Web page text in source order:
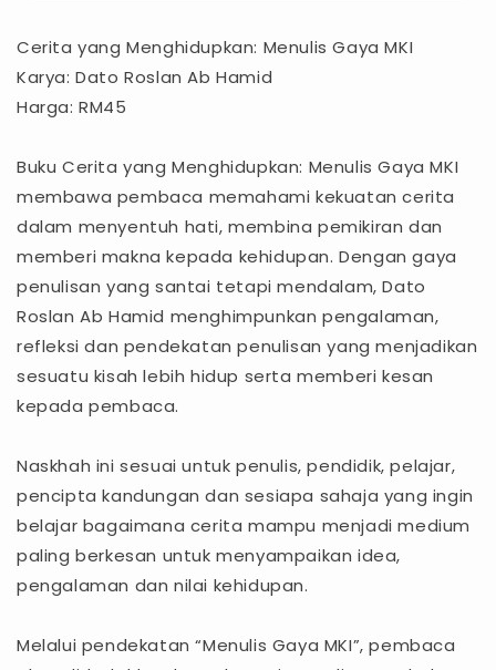
Cerita yang Menghidupkan: Menulis Gaya MKI
Karya: Dato Roslan Ab Hamid
Harga: RM45
Buku Cerita yang Menghidupkan: Menulis Gaya MKI
membawa pembaca memahami kekuatan cerita
dalam menyentuh hati, membina pemikiran dan
memberi makna kepada kehidupan. Dengan gaya
penulisan yang santai tetapi mendalam, Dato
Roslan Ab Hamid menghimpunkan pengalaman,
refleksi dan pendekatan penulisan yang menjadikan
sesuatu kisah lebih hidup serta memberi kesan
kepada pembaca.
Naskhah ini sesuai untuk penulis, pendidik, pelajar,
pencipta kandungan dan sesiapa sahaja yang ingin
belajar bagaimana cerita mampu menjadi medium
paling berkesan untuk menyampaikan idea,
pengalaman dan nilai kehidupan.
Melalui pendekatan “Menulis Gaya MKI”, pembaca